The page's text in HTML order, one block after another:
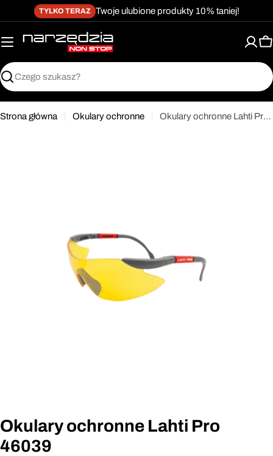
Przejdź do treści
Przejdź do menu
Przejdź do stopki
dostępności
do
treści
TYLKO TERAZ Twoje ulubione produkty 10% taniej!
Szukaj
Strona główna Okulary ochronne Okulary ochronne Lahti Pro 46039
media 0 w oknie modalnym
Okulary ochronne Lahti Pro
46039